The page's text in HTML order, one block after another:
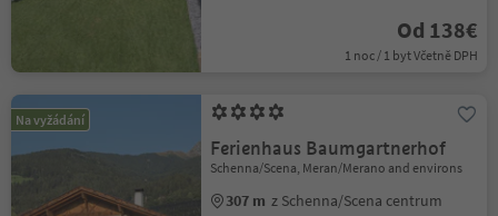
Od 138€
1 noc / 1 byt Včetně DPH
Na vyžádání
Ferienhaus Baumgartnerhof
Schenna/Scena, Meran/Merano and environs
307 m z Schenna/Scena centrum